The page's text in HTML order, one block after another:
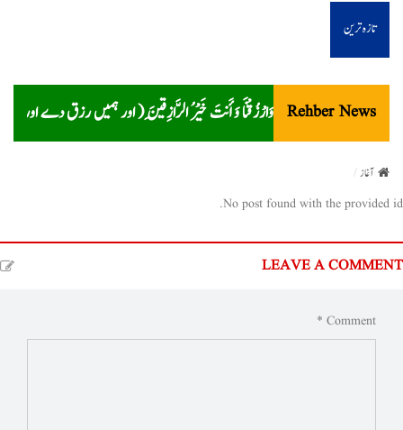
i
o
تازہ ترین
Rehber News وَارْزُقْنَا وَأَنتَ خَيْرُ الرَّازِقِينَ ( اور ہمیں رزق دے اور
آغاز
No post found with the provided id.
LEAVE A COMMENT
Comment *